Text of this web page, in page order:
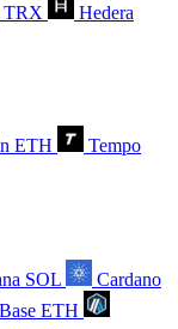
TRX
Hedera
ETH
Tempo
SOL
Cardano
Base ETH